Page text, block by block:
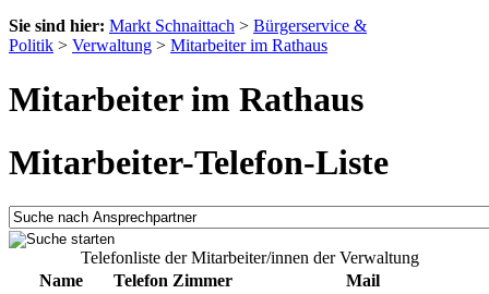
Sie sind hier: Markt Schnaittach > Bürgerservice &
Politik > Verwaltung > Mitarbeiter im Rathaus
Mitarbeiter im Rathaus
Mitarbeiter-Telefon-Liste
Telefonliste der Mitarbeiter/innen der Verwaltung
Name
Telefon Zimmer
Mail